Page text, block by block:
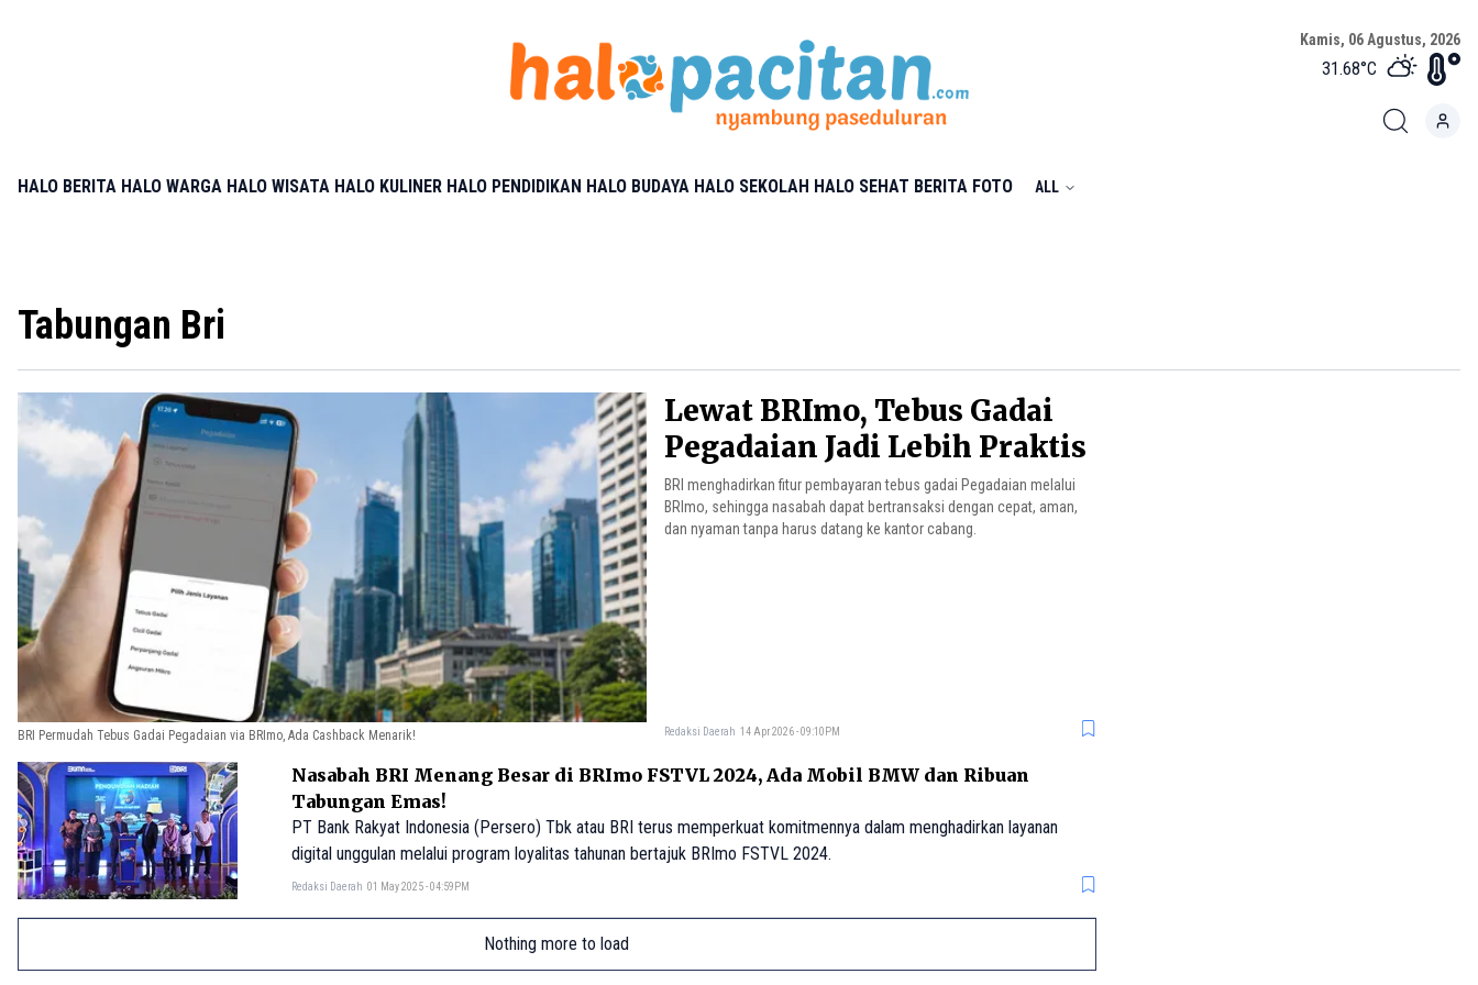
Kamis, 06 Agustus, 2026
31.68°C
HALO BERITA HALO WARGA HALO WISATA HALO KULINER HALO PENDIDIKAN HALO BUDAYA HALO SEKOLAH HALO SEHAT BERITA FOTO ALL
Tabungan Bri
Lewat BRImo, Tebus Gadai
Pegadaian Jadi Lebih Praktis
BRI menghadirkan fitur pembayaran tebus gadai Pegadaian melalui
BRImo, sehingga nasabah dapat bertransaksi dengan cepat, aman,
dan nyaman tanpa harus datang ke kantor cabang.
Redaksi Daerah 14 Apr 2026 - 09:10PM
BRI Permudah Tebus Gadai Pegadaian via BRImo, Ada Cashback Menarik!
Nasabah BRI Menang Besar di BRImo FSTVL 2024, Ada Mobil BMW dan Ribuan
Tabungan Emas!
PT Bank Rakyat Indonesia (Persero) Tbk atau BRI terus memperkuat komitmennya dalam menghadirkan layanan
digital unggulan melalui program loyalitas tahunan bertajuk BRImo FSTVL 2024.
Redaksi Daerah 01 May 2025 - 04:59PM
Nothing more to load